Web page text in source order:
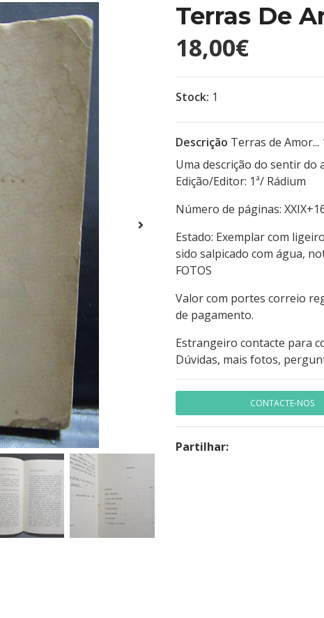
Terras De
18,00€
Stock: 1
Descrição Terras de Amor...
Uma descrição do sentir
Edição/Editor: 1ª/
Número de páginas:
Estado: Exemplar com
sido salpicado com água,
FOTOS
Valor com portes correio
de pagamento.
Estrangeiro contacte para
Dúvidas, mais fotos,
CONTACTE-NOS
Partilhar: